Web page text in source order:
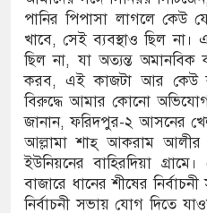
পানির পিপাসা লাগলে কেউ
খাবে, সেই ব্যবস্থাও ছিল
ছিল না, যা অত্যন্ত অমানবিক
করব, এই কাজটা আর কেউ
বিরুদ্ধে আমার কোনো অভিযোগ
জানান, ফরিদপুর-২ আসনের
আল্লামা শাহ্ আকরাম আলীর
ইউনিয়নের বাহিরদিয়া
বাজারে ধানের শীষের
নির্বাচনী সভায় যোগ দিতে